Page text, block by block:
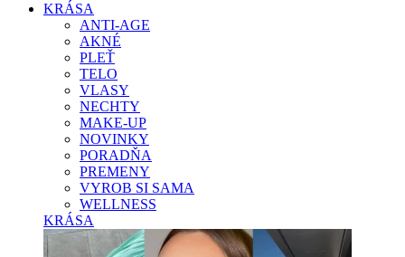
KRÁSA
ANTI-AGE
AKNÉ
PLEŤ
TELO
VLASY
NECHTY
MAKE-UP
NOVINKY
PORADŇA
PREMENY
VYROB SI SAMA
WELLNESS
KRÁSA